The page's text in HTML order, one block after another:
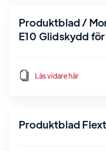
Produktblad /
E10 Glidskydd
Läs vidare här
Produktblad